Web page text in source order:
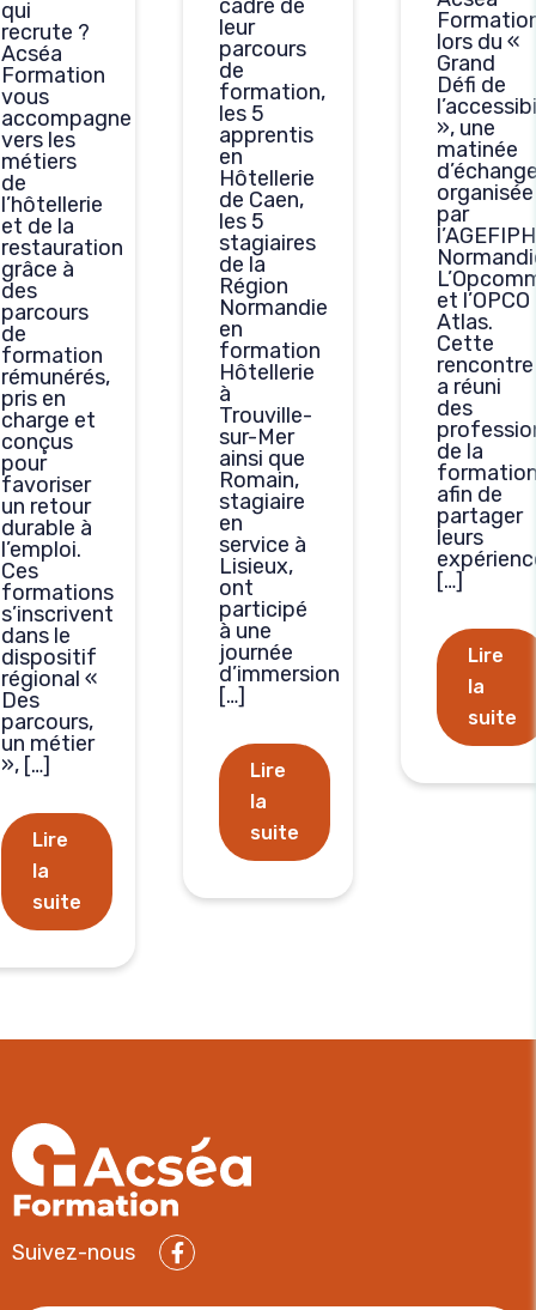
qui
recrute ?
Acséa
Formation
vous
accompagne
vers les
métiers
de
l’hôtellerie
et de la
restauration
grâce à
des
parcours
de
formation
rémunérés,
pris en
charge et
conçus
pour
favoriser
un retour
durable à
l’emploi.
Ces
formations
s’inscrivent
dans le
dispositif
régional «
Des
parcours,
un métier
», […]
Lire
la
suite
cadre de
leur
parcours
de
formation,
les 5
apprentis
en
Hôtellerie
de Caen,
les 5
stagiaires
de la
Région
Normandie
en
formation
Hôtellerie
à
Trouville-
sur-Mer
ainsi que
Romain,
stagiaire
en
service à
Lisieux,
ont
participé
à une
journée
d’immersion
[…]
Lire
la
suite
lors du «
Grand
Défi de
», une
matinée
organisée
par
l’AGEFIPH
et l’OPCO
Atlas.
Cette
rencontre
a réuni
des
de la
afin de
partager
leurs
[…]
Lire
la
suite
Suivez-nous
Facebook